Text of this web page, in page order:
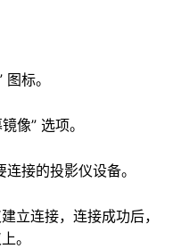
标。
像” 选项。
接的投影仪设备。
立连接，连接成功后，
。